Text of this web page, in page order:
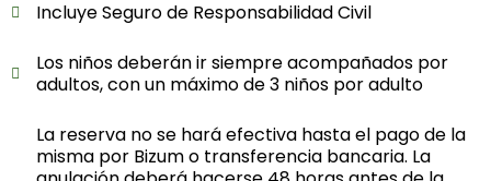
Incluye Seguro de Responsabilidad Civil
Los niños deberán ir siempre acompañados por
adultos, con un máximo de 3 niños por adulto
La reserva no se hará efectiva hasta el pago de la
misma por Bizum o transferencia bancaria. La